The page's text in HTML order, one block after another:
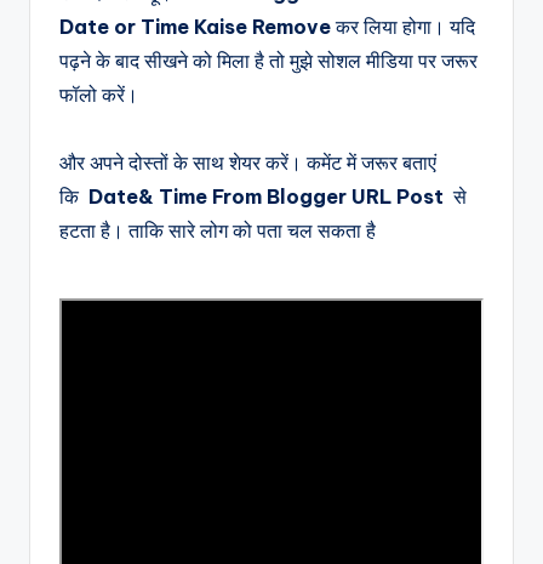
Date or Time Kaise Removeकर लिया होगा।यदि
पढ़ने के बाद सीखने को मिला है तो मुझे सोशल मीडिया पर जरूर
फॉलो करें।
और अपने दोस्तों के साथ शेयर करें। कमेंट में जरूर बताएं
कि Date& Time From Blogger URL Postसे
हटता है। ताकि सारे लोग को पता चल सकता है